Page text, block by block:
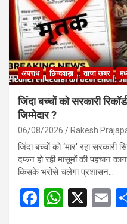
अपराध छिन्दवाड़ा ताजा खबर
जिंदा बच्चों को सरकारी
जिम्मेदार ?
06/08/2026 Rakesh
जिंदा बच्चों को ‘मार’ रहा सरकारी
दफन हो रही मासूमों की पहचान
किसके भरोसे चलेगा प्रशासन…
F
W X
E